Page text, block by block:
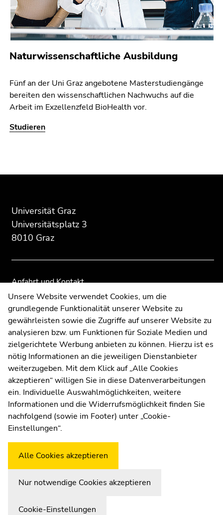
Naturwissenschaftliche Ausbildung
Fünf an der Uni Graz angebotene Masterstudiengänge
bereiten den wissenschaftlichen Nachwuchs auf die
Arbeit im Exzellenzfeld BioHealth vor.
Studieren
des
Universität Graz
Universitätsplatz 3
8010 Graz
Anfahrt und Kontakt
Kommunikation und Öffentlichkeitsarbeit
Moodle
UNIGRAZonline
Impressum
Datenschutzerklärung
Cookie-Einstellungen
Barrierefreiheitserklärung
WetterstationUni Graz
dieses
Übersicht
Seitenbereiche
dieses
Übersicht
Seitenbereiche
Unsere Website verwendet Cookies, um die
grundlegende Funktionalität unserer Website zu
gewährleisten sowie die Zugriffe auf unserer Website zu
analysieren bzw. um Funktionen für Soziale Medien und
zielgerichtete Werbung anbieten zu können. Hierzu ist es
nötig Informationen an die jeweiligen Dienstanbieter
weiterzugeben. Mit dem Klick auf „Alle Cookies
akzeptieren“ willigen Sie in diese Datenverarbeitungen
ein. Individuelle Auswahlmöglichkeiten, weitere
Informationen und die Widerrufsmöglichkeit finden Sie
nachfolgend (sowie im Footer) unter „Cookie-
Einstellungen“.
Alle Cookies akzeptieren
Nur notwendige Cookies akzeptieren
Cookie-Einstellungen